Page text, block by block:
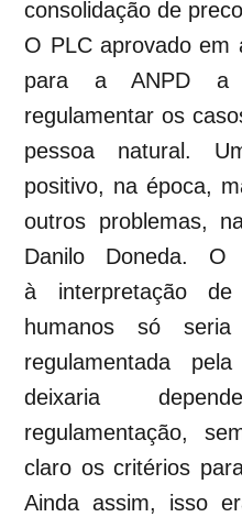
consolidação de
O PLC aprovado em
para a ANPD a
regulamentar os
pessoa natural.
positivo, na época,
outros problemas,
Danilo Doneda.
à interpretação
humanos só
regulamentada
deixaria
regulamentação,
claro os critérios
Ainda assim, isso